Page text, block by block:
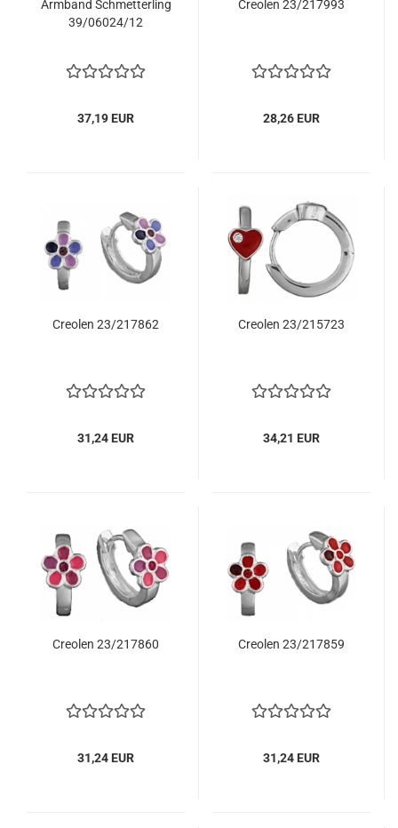
Armband Schmetterling
39/06024/12
37,19 EUR
Creolen 23/217993
28,26 EUR
Creolen 23/217862
31,24 EUR
Creolen 23/215723
34,21 EUR
Creolen 23/217860
31,24 EUR
Creolen 23/217859
31,24 EUR